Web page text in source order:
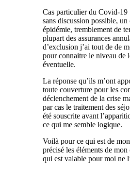
Cas particulier du Covid-19
sans discussion possible,
épidémie, tremblement de
plupart des assurances
d’exclusion j’ai tout de de
pour connaitre le niveau de
éventuelle.
La réponse qu’ils m’ont
toute couverture pour les
déclenchement de la crise
par cas le traitement des
été souscrite avant
ce qui me semble logique.
Voilà pour ce qui est de
précisé les éléments de
qui est valable pour moi ne